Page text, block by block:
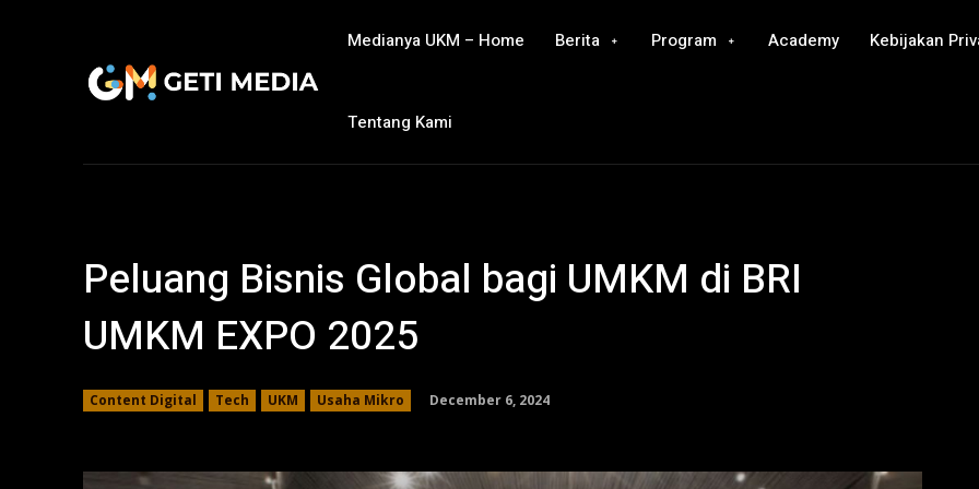
Medianya UKM – Home Berita Program Academy Kebijakan
Tentang Kami
Peluang Bisnis Global bagi UMKM di BRI
UMKM EXPO 2025
Content Digital Tech UKM Usaha Mikro December 6, 2024